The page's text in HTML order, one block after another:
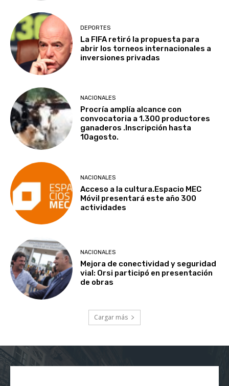
DEPORTES
La FIFA retiró la propuesta para
abrir los torneos internacionales a
inversiones privadas
NACIONALES
Procría amplía alcance con
convocatoria a 1.300 productores
ganaderos .Inscripción hasta
10agosto.
NACIONALES
Acceso a la cultura.Espacio MEC
Móvil presentará este año 300
actividades
NACIONALES
Mejora de conectividad y seguridad
vial: Orsi participó en presentación
de obras
Cargar más